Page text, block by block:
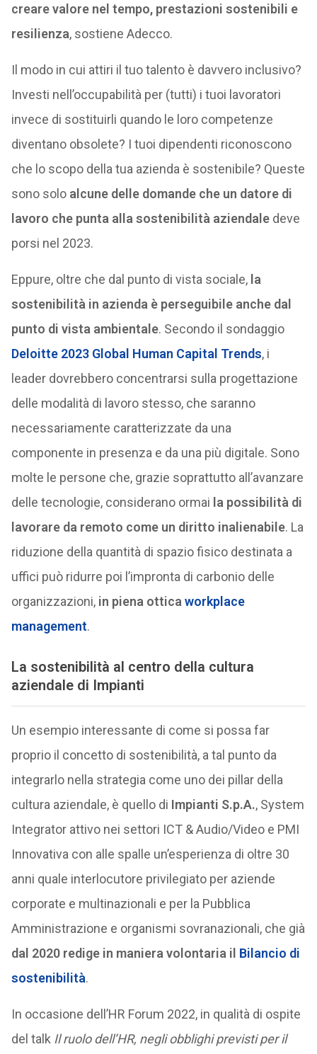
creare valore nel tempo, prestazioni sostenibili e
resilienza, sostiene Adecco.
Il modo in cui attiri il tuo talento è davvero inclusivo?
Investi nell’occupabilità per (tutti) i tuoi lavoratori
invece di sostituirli quando le loro competenze
diventano obsolete? I tuoi dipendenti riconoscono
che lo scopo della tua azienda è sostenibile? Queste
sono solo alcune delle domande che un datore di
lavoro che punta alla sostenibilità aziendaledeve
porsi nel 2023.
Eppure, oltre che dal punto di vista sociale, la
sostenibilità in azienda è perseguibile anche dal
punto di vista ambientale. Secondo il sondaggio
Deloitte 2023 Global Human Capital Trends, i
leader dovrebbero concentrarsi sulla progettazione
delle modalità di lavoro stesso, che saranno
necessariamente caratterizzate da una
componente in presenza e da una più digitale. Sono
molte le persone che, grazie soprattutto all’avanzare
delle tecnologie, considerano ormai la possibilità di
lavorare da remoto come un diritto inalienabile. La
riduzione della quantità di spazio fisico destinata a
uffici può ridurre poi l’impronta di carbonio delle
organizzazioni, in piena ottica workplace
management.
La sostenibilità al centro della cultura
aziendale di Impianti
Un esempio interessante di come si possa far
proprio il concetto di sostenibilità, a tal punto da
integrarlo nella strategia come uno dei pillar della
cultura aziendale, è quello di Impianti S.p.A., System
Integrator attivo nei settori ICT & Audio/Video e PMI
Innovativa con alle spalle un’esperienza di oltre 30
anni quale interlocutore privilegiato per aziende
corporate e multinazionali e per la Pubblica
Amministrazione e organismi sovranazionali, che già
dal 2020 redige in maniera volontaria il Bilancio di
sostenibilità.
In occasione dell’HR Forum 2022, in qualità di ospite
del talk Il ruolo dell’HR, negli obblighi previsti per il